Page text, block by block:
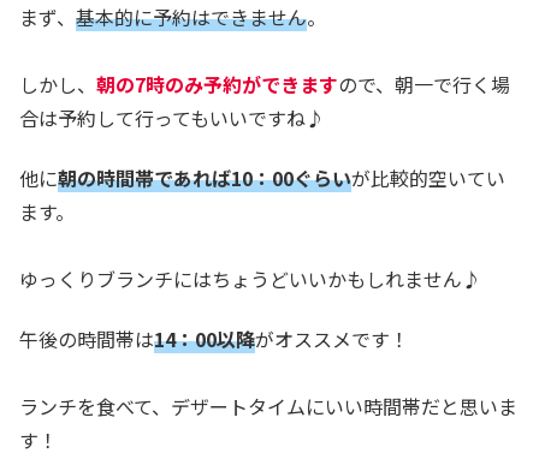
まず、 基本的に予約はできません。
しかし、 朝の7時のみ予約ができますので、朝一で行く場
合は予約して行ってもいいですね♪
他に朝の時間帯であれば10：00ぐらいが比較的空いてい
ます。
ゆっくりブランチにはちょうどいいかもしれません♪
午後の時間帯は14：00以降がオススメです！
ランチを食べて、デザートタイムにいい時間帯だと思いま
す！